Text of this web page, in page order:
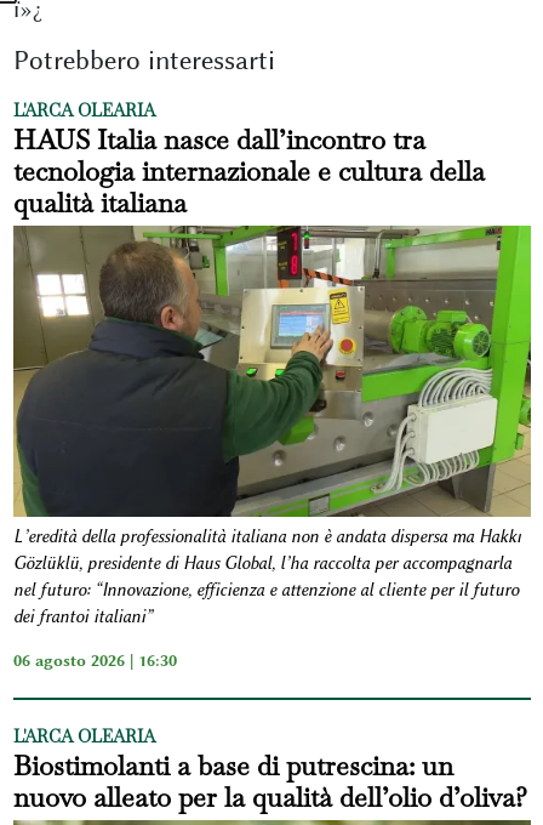
ï»¿
Potrebbero interessarti
L'ARCA OLEARIA
HAUS Italia nasce dall’incontro tra
tecnologia internazionale e cultura della
qualità italiana
L’eredità della professionalità italiana non è andata dispersa ma Hakkı
Gözlüklü, presidente di Haus Global, l’ha raccolta per accompagnarla
nel futuro: “Innovazione, efficienza e attenzione al cliente per il futuro
dei frantoi italiani”
06 agosto 2026 | 16:30
L'ARCA OLEARIA
Biostimolanti a base di putrescina: un
nuovo alleato per la qualità dell’olio d’oliva?